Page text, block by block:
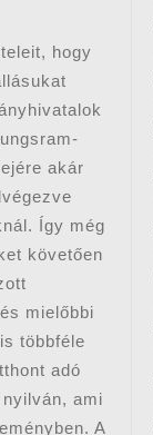
hogy
akár
Így még
követően
mielőbbi
többféle
adó
ami
A